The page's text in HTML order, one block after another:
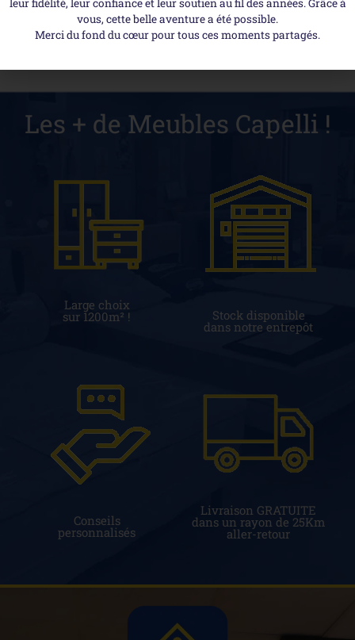
Les + de Meubles Capelli !
Large choix
sur 1200m² ! Stock disponible
dans notre entrepôt
Conseils
personnalisés
Livraison GRATUITE
dans un rayon de 25Km
aller-retour
leur fidélité, leur confiance et leur soutien au fil des années. Grâce à
vous, cette belle aventure a été possible.
Merci du fond du cœur pour tous ces moments partagés.